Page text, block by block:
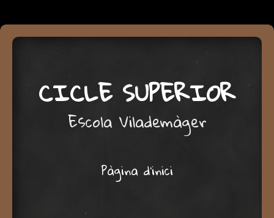
CICLE SUPERIOR
Escola Vilademàger
Menu
Skip to contentPàgina d'inici